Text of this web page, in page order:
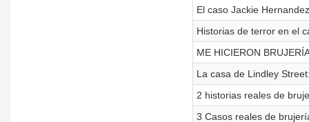
El caso Jackie
Historias de terror en el
ME HICIERON
La casa de Lindley
2 historias reales de
3 Casos reales de